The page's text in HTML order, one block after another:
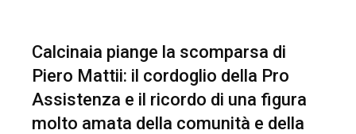
Calcinaia piange la scomparsa di
Piero Mattii: il cordoglio della Pro
Assistenza e il ricordo di una figura
molto amata della comunità e della